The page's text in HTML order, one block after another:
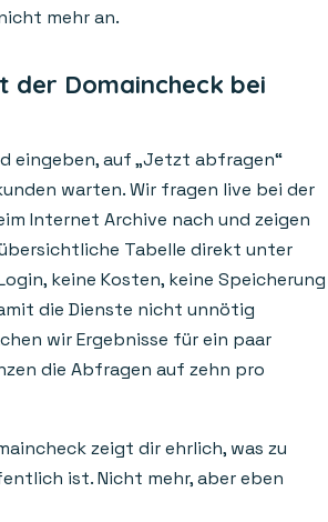
mehr an.
der Domaincheck bei
eingeben, auf „Jetzt abfragen“
warten. Wir fragen live bei der
Internet Archive nach und zeigen
Tabelle direkt unter
keine Kosten, keine Speicherung
die Dienste nicht unnötig
wir Ergebnisse für ein paar
die Abfragen auf zehn pro
zeigt dir ehrlich, was zu
ist. Nicht mehr, aber eben